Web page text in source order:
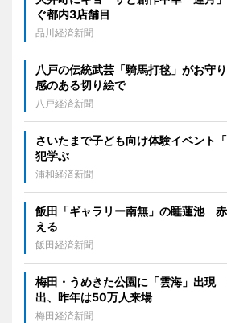
ぐ都内3店舗目
品川経済新聞
八戸の伝統武芸「騎馬打毬」がお守
感のある切り絵で
八戸経済新聞
さいたまで子ども向け体験イベント
犯学ぶ
浦和経済新聞
飯田「ギャラリー南無」の睡蓮池
える
飯田経済新聞
梅田・うめきた公園に「雲海」出現
出、昨年は50万人来場
梅田経済新聞